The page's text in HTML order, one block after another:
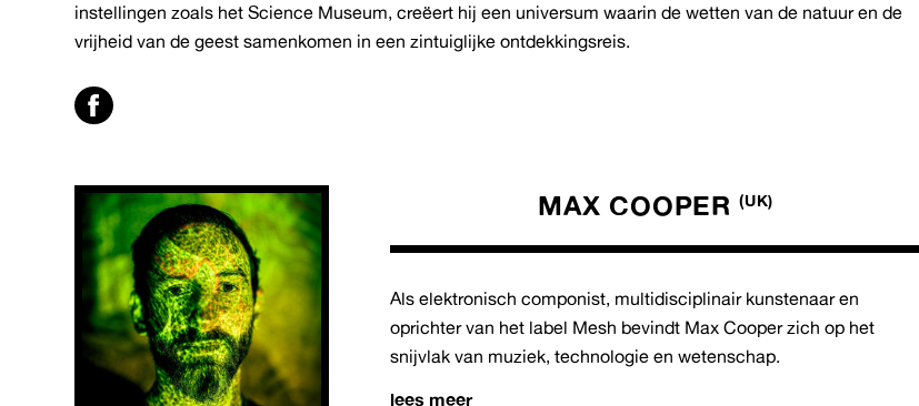
instellingen zoals het Science Museum, creëert hij een universum waarin de wetten van de natuur en de
vrijheid van de geest samenkomen in een zintuiglijke ontdekkingsreis.
MAX COOPER (UK)
Als elektronisch componist, multidisciplinair kunstenaar en
oprichter van het label Mesh bevindt Max Cooper zich op het
snijvlak van muziek, technologie en wetenschap.
lees meer